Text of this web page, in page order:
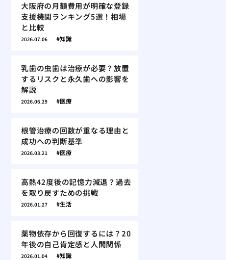
大阪府の月額費用が明確な登録
支援機関ランキング5選！相場
と比較
2026.07.06 知識
乳歯の虫歯は治療が必要？放置
するリスクと永久歯への影響を
解説
2026.06.29 医療
根管治療の回数が重なる理由と
成功への判断基準
2026.03.21 医療
高熱42度後の記憶力減退？過去
を取り戻すための挑戦
2026.01.27 生活
薬物依存から回復するには？20
年後の自己肯定感と人間関係
2026.01.04 知識